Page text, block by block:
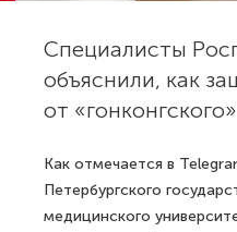
Специалисты
объяснили, как
от
Как отмечается в
Петербургского
медицинского